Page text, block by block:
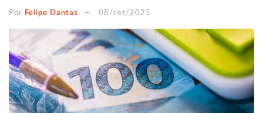
Por Felipe Dantas 08/set/2025